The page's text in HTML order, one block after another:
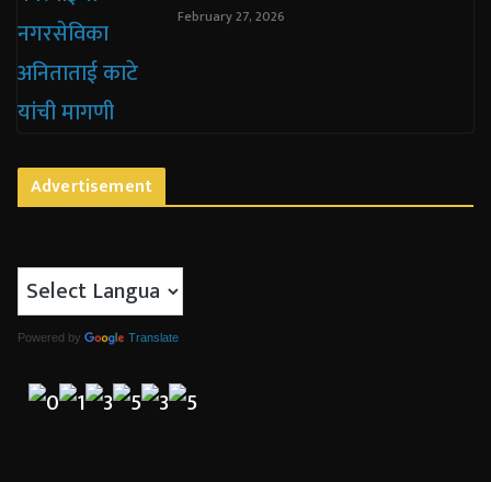
February 27, 2026
Advertisement
Powered by Translate